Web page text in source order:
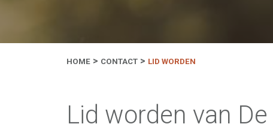
HOME CONTACT LID WORDEN
Lid worden van